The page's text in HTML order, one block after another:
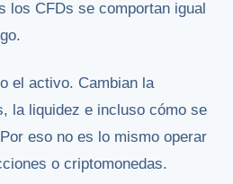
los CFDs se comportan igual
el activo. Cambian la
la liquidez e incluso cómo se
eso no es lo mismo operar
o criptomonedas.